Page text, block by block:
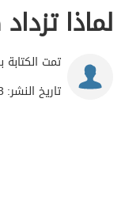
لماذا
تمت
تاريخ النشر: 13